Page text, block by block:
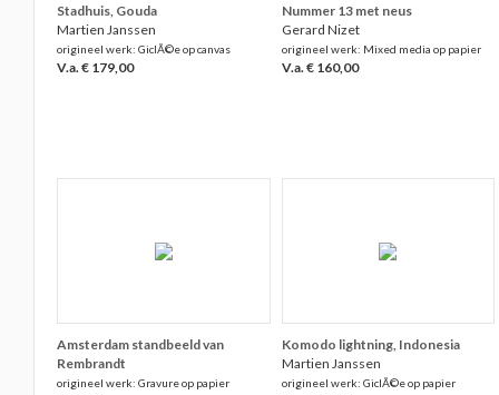
Stadhuis, Gouda
Martien Janssen
origineel werk: GiclÃ©e op canvas
V.a. € 179,00
Nummer 13 met neus
Gerard Nizet
origineel werk: Mixed media op papier
V.a. € 160,00
Amsterdam standbeeld van
Rembrandt
origineel werk: Gravure op papier
Komodo lightning, Indonesia
Martien Janssen
origineel werk: GiclÃ©e op papier